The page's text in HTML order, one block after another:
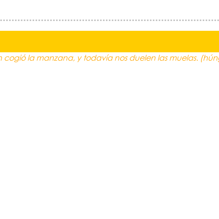
cogió la manzana, y todavía nos duelen las muelas.